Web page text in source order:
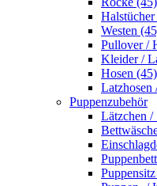
Westen
Pullover /
Kleider /
Hosen (45)
Latzhosen
Puppenzubehör
Lätzchen /